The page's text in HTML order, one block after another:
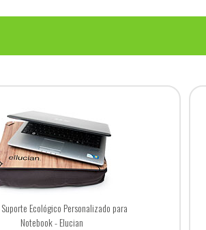
Suporte Ecológico Personalizado para
Notebook - Elucian